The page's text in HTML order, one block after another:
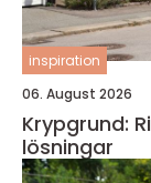
inspiration
06. August 2026
Krypgrund:
lösningar